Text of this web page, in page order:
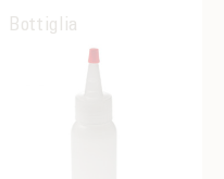
Bottiglia